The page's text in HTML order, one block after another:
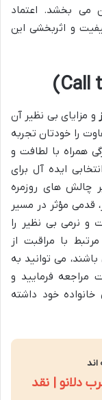
می بخشد. اعتماد
و اثربخشی این
و مزایای بی نظیر آن
را خودتان تجربه
همراه با لطافت و
ایده آل برای
چالش های روزمره
قدمی مؤثر در مسیر
و نرمی بی نظیر را
با مراقبت از
می توانید به
فرمایید و
خانواده خود داشته
اند
دلانو | نقد